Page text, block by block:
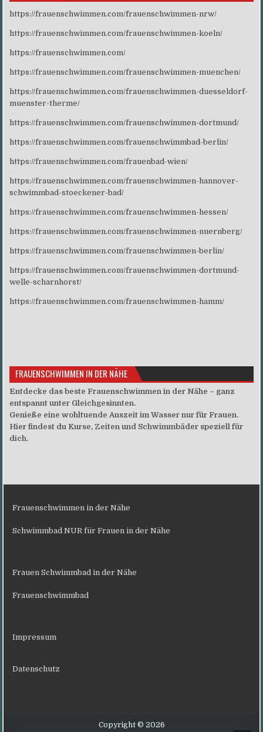
https://frauenschwimmen.com/frauenschwimmen-nrw/
https://frauenschwimmen.com/frauenschwimmen-koeln/
https://frauenschwimmen.com/
https://frauenschwimmen.com/frauenschwimmen-muenchen/
https://frauenschwimmen.com/frauenschwimmen-duesseldorf-
muenster-therme/
https://frauenschwimmen.com/frauenschwimmen-dortmund/
https://frauenschwimmen.com/frauenschwimmbad-berlin/
https://frauenschwimmen.com/frauenbad-wien/
https://frauenschwimmen.com/frauenschwimmen-hannover-
schwimmbad-stoeckener-bad/
https://frauenschwimmen.com/frauenschwimmen-hessen/
https://frauenschwimmen.com/frauenschwimmen-nuernberg/
https://frauenschwimmen.com/frauenschwimmen-berlin/
https://frauenschwimmen.com/frauenschwimmen-dortmund-
welle-scharnhorst/
https://frauenschwimmen.com/frauenschwimmen-hamm/
FRAUENSCHWIMMEN IN DER NÄHE
Entdecke das beste Frauenschwimmen in der Nähe – ganz
entspannt unter Gleichgesinnten.
Genieße eine wohltuende Auszeit im Wasser nur für Frauen.
Hier findest du Kurse, Zeiten und Schwimmbäder speziell für
dich.
Frauenschwimmen in der Nähe
Schwimmbad NUR für Frauen in der Nähe
Frauen Schwimmbad in der Nähe
Frauenschwimmbad
Impressum
Datenschutz
Copyright © 2026